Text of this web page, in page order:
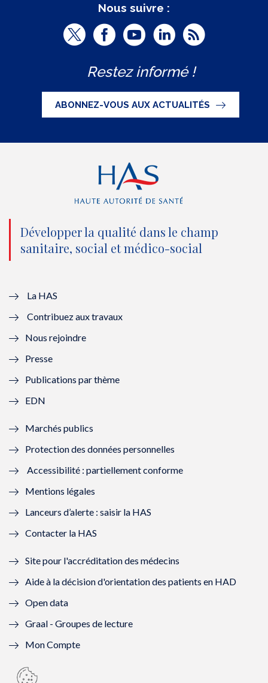
Nous suivre :
T
i
t
t
e
n
o
u
l
l
f
n
ê
t
r
e
)
F
c
e
b
o
o
k
(
n
o
e
e
n
ê
r
)
Y
u
t
u
b
e
(
n
o
u
ê
t
e
L
n
k
e
d
(
n
o
ê
)
R
Restez informé !
ABONNEZ-VOUS AUX ACTUALITÉS
Développer la qualité dans le champ
sanitaire, social et médico-social
La HAS
Contribuez aux travaux
Nous rejoindre
Presse
Publications par thème
EDN
Marchés publics
Protection des données personnelles
Accessibilité : partiellement conforme
Mentions légales
Lanceurs d’alerte : saisir la HAS
Contacter la HAS
Site pour l'accréditation des médecins
Aide à la décision d'orientation des patients en HAD
Open data
Graal - Groupes de lecture
Mon Compte